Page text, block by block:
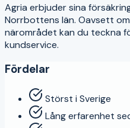
Agria erbjuder sina
Norrbottens län. Oavsett
närområdet kan du teckna
kundservice.
Fördelar
Störst i Sverige
Lång erfarenhet